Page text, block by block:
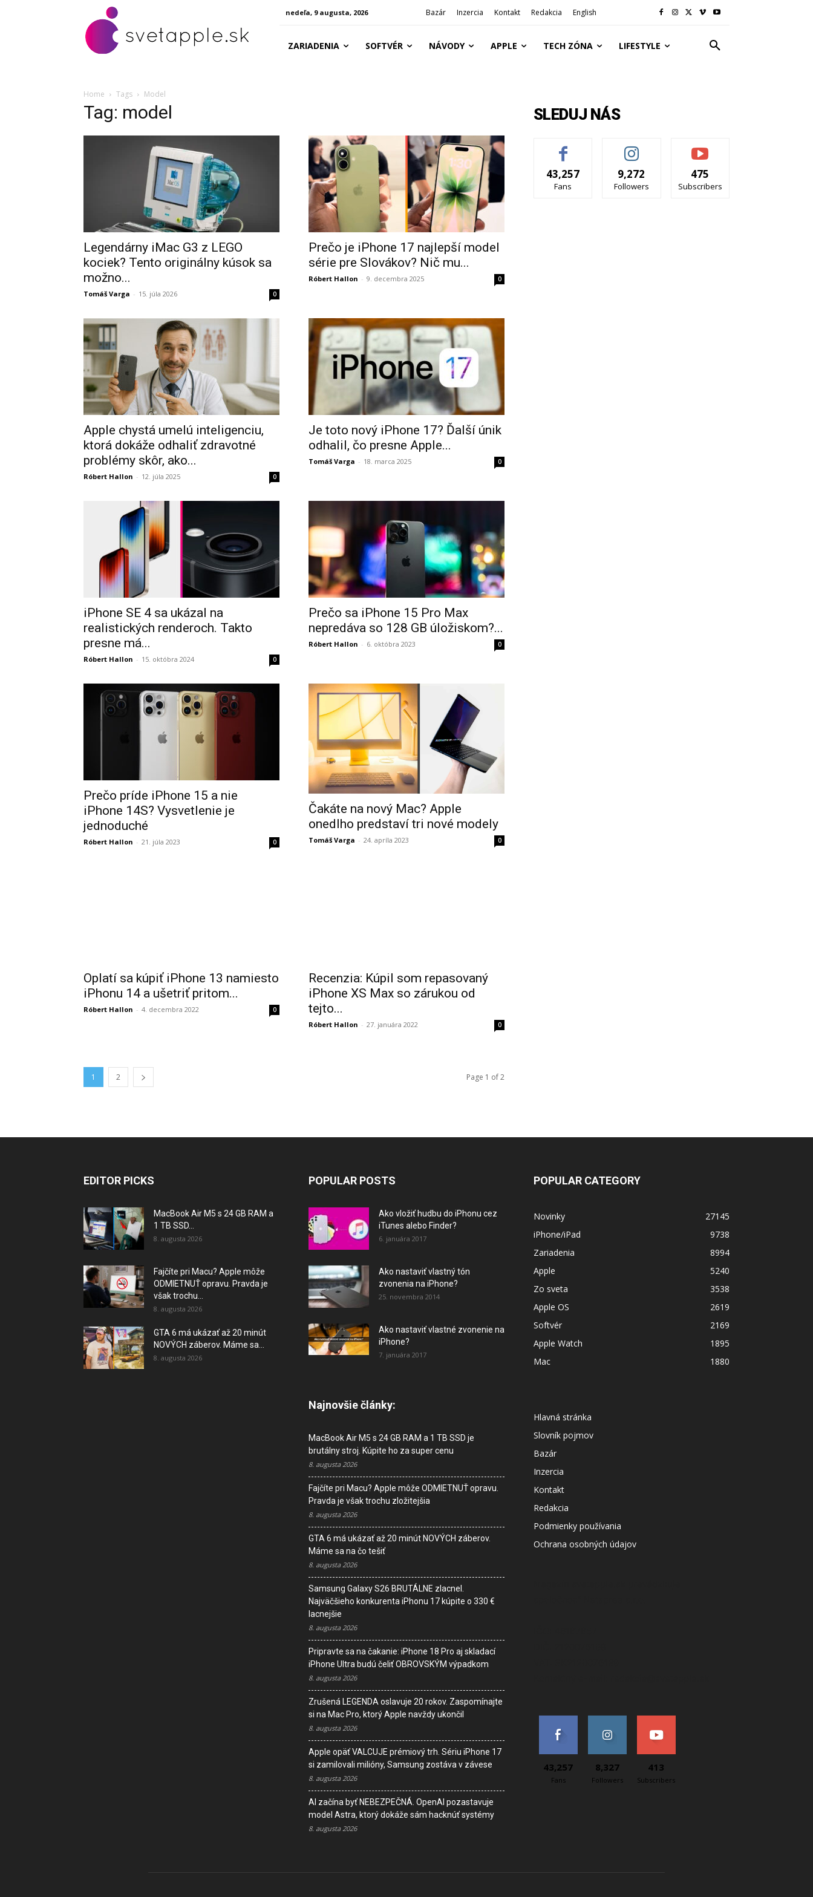
nedeľa, 9 augusta, 2026 Bazár Inzercia Kontakt Redakcia English
ZARIADENIA SOFTVÉR NÁVODY APPLE TECH ZÓNA LIFESTYLE
Home Tags Model
Tag: model
Legendárny iMac G3 z LEGO
kociek? Tento originálny kúsok sa
možno...
Tomáš Varga - 15. júla 2026 0
Prečo je iPhone 17 najlepší model
série pre Slovákov? Nič mu...
Róbert Hallon - 9. decembra 2025 0
Apple chystá umelú inteligenciu,
ktorá dokáže odhaliť zdravotné
problémy skôr, ako...
Róbert Hallon - 12. júla 2025 0
Je toto nový iPhone 17? Ďalší únik
odhalil, čo presne Apple...
Tomáš Varga - 18. marca 2025 0
iPhone SE 4 sa ukázal na
realistických renderoch. Takto
presne má...
Róbert Hallon - 15. októbra 2024 0
Prečo sa iPhone 15 Pro Max
nepredáva so 128 GB úložiskom?...
Róbert Hallon - 6. októbra 2023 0
Prečo príde iPhone 15 a nie
iPhone 14S? Vysvetlenie je
jednoduché
Róbert Hallon - 21. júla 2023 0
Čakáte na nový Mac? Apple
onedlho predstaví tri nové modely
Tomáš Varga - 24. apríla 2023 0
Oplatí sa kúpiť iPhone 13 namiesto
iPhonu 14 a ušetriť pritom...
Róbert Hallon - 4. decembra 2022 0
Recenzia: Kúpil som repasovaný
iPhone XS Max so zárukou od
tejto...
Róbert Hallon - 27. januára 2022 0
1 2 Page 1 of 2
SLEDUJ NÁS
43,257
Fans
9,272
Followers
475
Subscribers
EDITOR PICKS
MacBook Air M5 s 24 GB RAM a
1 TB SSD...
8. augusta 2026
Fajčíte pri Macu? Apple môže
ODMIETNUŤ opravu. Pravda je
však trochu...
8. augusta 2026
GTA 6 má ukázať až 20 minút
NOVÝCH záberov. Máme sa...
8. augusta 2026
POPULAR POSTS
Ako vložiť hudbu do iPhonu cez
iTunes alebo Finder?
6. januára 2017
Ako nastaviť vlastný tón
zvonenia na iPhone?
25. novembra 2014
Ako nastaviť vlastné zvonenie na
iPhone?
7. januára 2017
Najnovšie články:
MacBook Air M5 s 24 GB RAM a 1 TB SSD je
brutálny stroj. Kúpite ho za super cenu
8. augusta 2026
Fajčíte pri Macu? Apple môže ODMIETNUŤ opravu.
Pravda je však trochu zložitejšia
8. augusta 2026
GTA 6 má ukázať až 20 minút NOVÝCH záberov.
Máme sa na čo tešiť
8. augusta 2026
Samsung Galaxy S26 BRUTÁLNE zlacnel.
Najväčšieho konkurenta iPhonu 17 kúpite o 330 €
lacnejšie
8. augusta 2026
Pripravte sa na čakanie: iPhone 18 Pro aj skladací
iPhone Ultra budú čeliť OBROVSKÝM výpadkom
8. augusta 2026
Zrušená LEGENDA oslavuje 20 rokov. Zaspomínajte
si na Mac Pro, ktorý Apple navždy ukončil
8. augusta 2026
Apple opäť VALCUJE prémiový trh. Sériu iPhone 17
si zamilovali milióny, Samsung zostáva v závese
8. augusta 2026
AI začína byť NEBEZPEČNÁ. OpenAI pozastavuje
model Astra, ktorý dokáže sám hacknúť systémy
8. augusta 2026
POPULAR CATEGORY
Novinky
27145
iPhone/iPad
9738
Zariadenia
8994
Apple
5240
Zo sveta
3538
Apple OS
2619
Softvér
2169
Apple Watch
1895
Mac
1880
Hlavná stránka
Slovník pojmov
Bazár
Inzercia
Kontakt
Redakcia
Podmienky používania
Ochrana osobných údajov
43,257
Fans
8,327
Followers
413
Subscribers